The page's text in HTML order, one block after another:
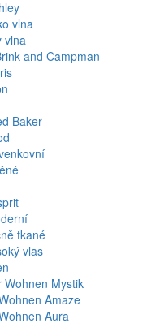
vlna
vlna
and Campman
Baker
tkané
vlas
Wohnen Mystik
Amaze
Aura